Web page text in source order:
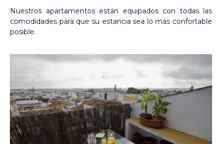
Nuestros apartamentos están equipados con todas las
comodidades para que su estancia sea lo más confortable
posible.